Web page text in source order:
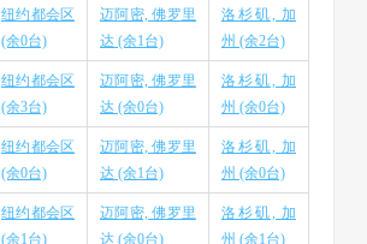
纽约都会区
(余0台)
迈阿密, 佛罗里
达 (余1台)
洛杉矶, 加
州 (余2台)
纽约都会区
(余3台)
迈阿密, 佛罗里
达 (余0台)
洛杉矶, 加
州 (余0台)
纽约都会区
(余0台)
迈阿密, 佛罗里
达 (余1台)
洛杉矶, 加
州 (余0台)
纽约都会区
(余1台)
迈阿密, 佛罗里
达 (余0台)
洛杉矶, 加
州 (余1台)